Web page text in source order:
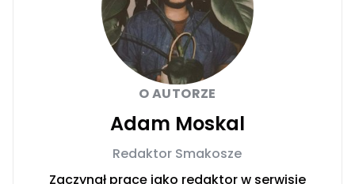
O AUTORZE
Adam Moskal
Redaktor Smakosze
Zaczynał pracę jako redaktor w serwisie